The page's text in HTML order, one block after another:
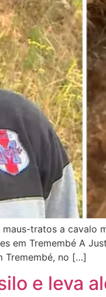
tratos a cavalo
em Tremembé A
Tremembé, no […]
e leva